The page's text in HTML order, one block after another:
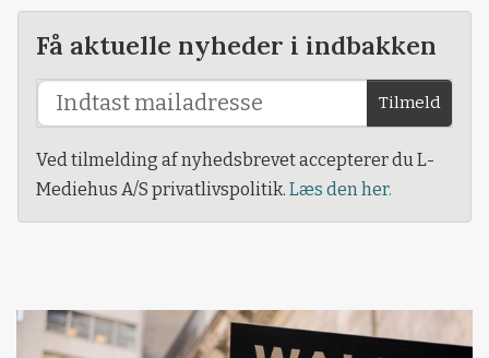
Få aktuelle nyheder i indbakken
Tilmeld
Ved tilmelding af nyhedsbrevet accepterer du L-
Mediehus A/S privatlivspolitik. Læs den her.